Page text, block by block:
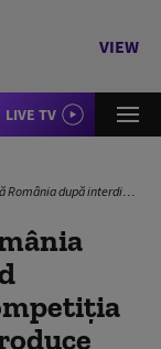
VIEW
LIVE TV
Rusiei la competiția de la Cluj: „Rusofobia produce efecte monstruoase”